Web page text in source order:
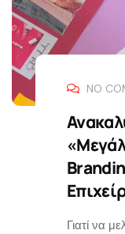
NO
Γιατί να